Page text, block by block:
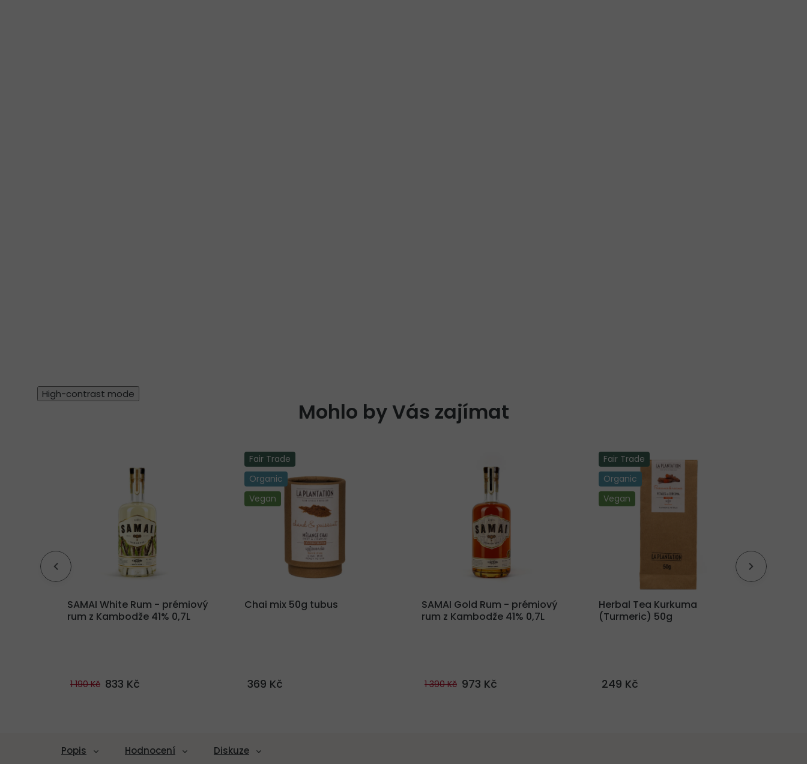
High-contrast mode
Mohlo by Vás zajímat
SAMAI White Rum - prémiový
rum z Kambodže 41% 0,7L
1 190 Kč 833 Kč
Fair Trade
Organic
Vegan
Chai mix 50g tubus
369 Kč
SAMAI Gold Rum - prémiový
rum z Kambodže 41% 0,7L
1 390 Kč 973 Kč
Fair Trade
Organic
Vegan
Herbal Tea Kurkuma
(Turmeric) 50g
249 Kč
Popis Hodnocení Diskuze